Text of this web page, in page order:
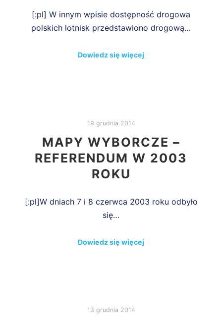
[:pl] W innym wpisie dostępność drogowa
polskich lotnisk przedstawiono drogową…
Dowiedz się więcej
19 grudnia 2014
MAPY WYBORCZE –
REFERENDUM W 2003
ROKU
[:pl]W dniach 7 i 8 czerwca 2003 roku odbyło
się…
Dowiedz się więcej
13 grudnia 2014